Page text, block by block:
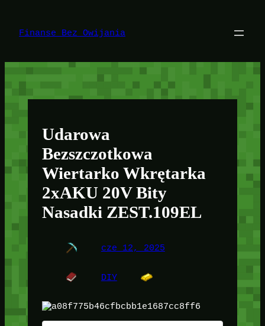
treści
Finanse Bez Owijania
Udarowa
Bezszczotkowa
Wiertarko Wkrętarka
2xAKU 20V Bity
Nasadki ZEST.109EL
cze 12, 2025
DIY